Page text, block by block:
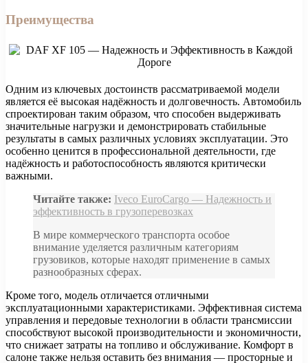
Преимущества
Одним из ключевых достоинств рассматриваемой модели
является её высокая надёжность и долговечность. Автомобиль
спроектирован таким образом, что способен выдерживать
значительные нагрузки и демонстрировать стабильные
результаты в самых различных условиях эксплуатации. Это
особенно ценится в профессиональной деятельности, где
надёжность и работоспособность являются критически
важными.
Читайте также: Iveco EuroCargo — Надежность и
эффективность в грузоперевозках
В мире коммерческого транспорта особое
внимание уделяется различным категориям
грузовиков, которые находят применение в самых
разнообразных сферах.
Кроме того, модель отличается отличными
эксплуатационными характеристиками. Эффективная система
управления и передовые технологии в области трансмиссии
способствуют высокой производительности и экономичности,
что снижает затраты на топливо и обслуживание. Комфорт в
салоне также нельзя оставить без внимания — просторные и